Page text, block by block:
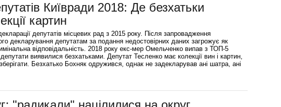
Київради 2018: Де безхатьки
картин
депутатів місцевих рад з 2015 року. Після запровадження
декларування депутатам за подання недостовірних даних загрожує як
відповідальність. 2018 року екс-мер Омельченко випав з ТОП-5
депутати виявилися безхатьками. Депутат Тесленко має колекції вин і картин,
Безхатько Бохняк одружився, однак не задекларував ані шатра, ані